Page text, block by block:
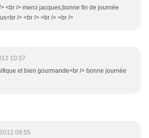
<br /> merci jacques,bonne fin de journée
/> <br /> <br /> <br />
10:37
et bien gourmande<br /> bonne journée
09:55